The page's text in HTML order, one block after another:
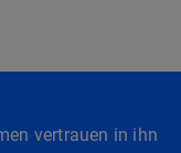
vertrauen in ihn